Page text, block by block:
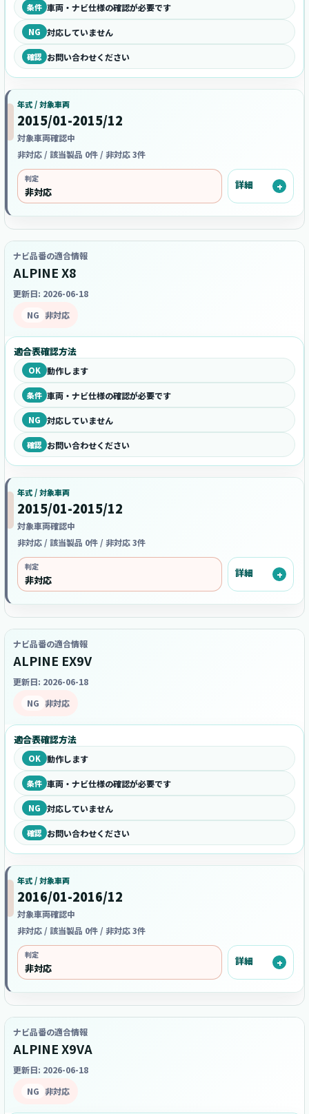
条件 車両・ナビ仕様の確認が必要です
NG 対応していません
確認 お問い合わせください
年式 / 対象車両
2015/01-2015/12
対象車両確認中
非対応 / 該当製品 0件 / 非対応 3件
判定
非対応
詳細
ナビ品番の適合情報
ALPINE X8
更新日: 2026-06-18
NG 非対応
適合表確認方法
OK 動作します
条件 車両・ナビ仕様の確認が必要です
NG 対応していません
確認 お問い合わせください
年式 / 対象車両
2015/01-2015/12
対象車両確認中
非対応 / 該当製品 0件 / 非対応 3件
判定
非対応
詳細
ナビ品番の適合情報
ALPINE EX9V
更新日: 2026-06-18
NG 非対応
適合表確認方法
OK 動作します
条件 車両・ナビ仕様の確認が必要です
NG 対応していません
確認 お問い合わせください
年式 / 対象車両
2016/01-2016/12
対象車両確認中
非対応 / 該当製品 0件 / 非対応 3件
判定
非対応
詳細
ナビ品番の適合情報
ALPINE X9VA
更新日: 2026-06-18
NG 非対応